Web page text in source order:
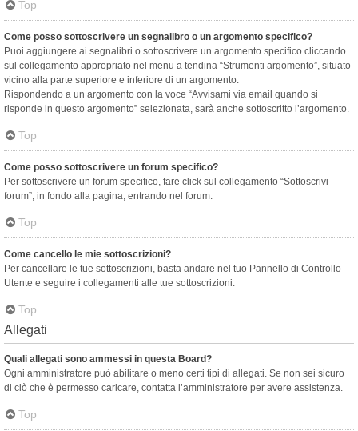
Top
Come posso sottoscrivere un segnalibro o un argomento specifico?
Puoi aggiungere ai segnalibri o sottoscrivere un argomento specifico cliccando
sul collegamento appropriato nel menu a tendina “Strumenti argomento”, situato
vicino alla parte superiore e inferiore di un argomento.
Rispondendo a un argomento con la voce “Avvisami via email quando si
risponde in questo argomento” selezionata, sarà anche sottoscritto l’argomento.
Top
Come posso sottoscrivere un forum specifico?
Per sottoscrivere un forum specifico, fare click sul collegamento “Sottoscrivi
forum”, in fondo alla pagina, entrando nel forum.
Top
Come cancello le mie sottoscrizioni?
Per cancellare le tue sottoscrizioni, basta andare nel tuo Pannello di Controllo
Utente e seguire i collegamenti alle tue sottoscrizioni.
Top
Allegati
Quali allegati sono ammessi in questa Board?
Ogni amministratore può abilitare o meno certi tipi di allegati. Se non sei sicuro
di ciò che è permesso caricare, contatta l’amministratore per avere assistenza.
Top